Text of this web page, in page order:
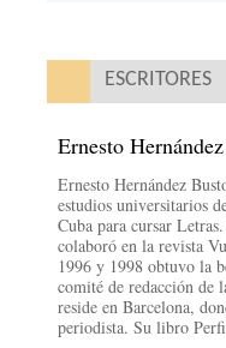
ESCRITORES
Ernesto
Ernesto Hernández
estudios universitarios
Cuba para cursar
colaboró en la revista
1996 y 1998 obtuvo la
comité de redacción de
reside en Barcelona,
periodista. Su libro